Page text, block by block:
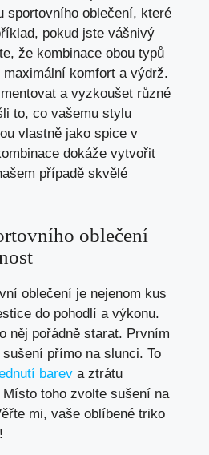
sportovního oblečení, které
pokud jste vášnivý
že kombinace obou typů
komfort a výdrž.
a vyzkoušet různé
to, co vašemu stylu
vlastně jako spice v
dokáže vytvořit
případě skvělé
oblečení
oblečení je nejenom kus
do pohodlí a výkonu.
něj pořádně starat. Prvním
přímo na slunci. To
barev a ztrátu
toho zvolte sušení na
mi, vaše oblíbené triko